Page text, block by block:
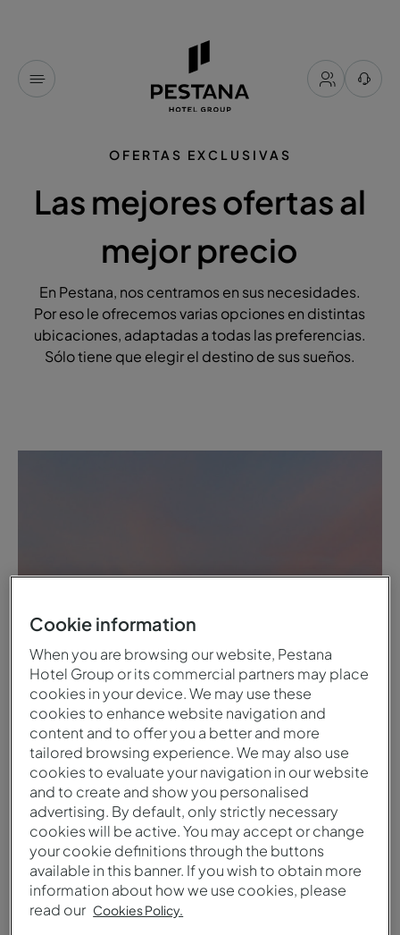
OFERTAS EXCLUSIVAS
Las mejores ofertas al
mejor precio
En Pestana, nos centramos en sus necesidades.
Por eso le ofrecemos varias opciones en distintas
ubicaciones, adaptadas a todas las preferencias.
Sólo tiene que elegir el destino de sus sueños.
Oferta de verano
Desde5€/noche
El verano continúa hasta el último rayo de sol.
Ver detalles de la oferta
Cookie information
When you are browsing our website, Pestana
Hotel Group or its commercial partners may place
cookies in your device. We may use these
cookies to enhance website navigation and
content and to offer you a better and more
tailored browsing experience. We may also use
cookies to evaluate your navigation in our website
and to create and show you personalised
advertising. By default, only strictly necessary
cookies will be active. You may accept or change
your cookie definitions through the buttons
available in this banner. If you wish to obtain more
information about how we use cookies, please
read our Cookies Policy.